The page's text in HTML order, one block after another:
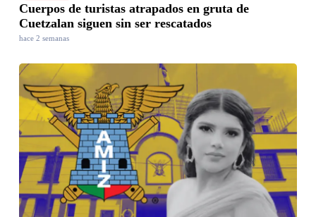
Cuerpos de turistas atrapados en gruta de
Cuetzalan siguen sin ser rescatados
hace 2 semanas